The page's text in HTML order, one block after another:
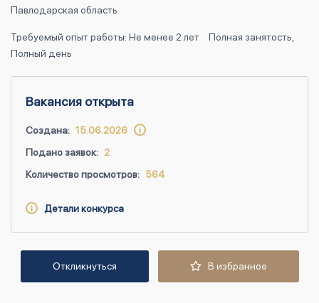
Павлодарская область
Требуемый опыт работы: Не менее 2 лет
Полная занятость,
Полный день
Вакансия открыта
Создана: 15.06.2026
Подано заявок: 2
Количество просмотров: 564
Детали конкурса
Откликнуться В избранное